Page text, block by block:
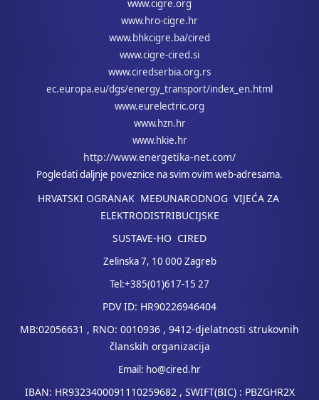
www.cigre.org
www.hro-cigre.hr
www.bhkcigre.ba/cired
www.cigre-cired.si
www.ciredserbia.org.rs
ec.europa.eu/dgs/energy_transport/index_en.html
www.eurelectric.org
www.hzn.hr
www.hkie.hr
http://www.energetika-net.com/
Pogledati daljnje poveznice na svim ovim web-adresama.
HRVATSKI OGRANAK MEĐUNARODNOG VIJEĆA ZA
ELEKTRODISTRIBUCIJSKE
SUSTAVE-HO CIRED
Zelinska 7, 10 000 Zagreb
Tel:+385(01)617-15 27
PDV ID: HR90226946404
MB:02056631 , RNO: 0010936 , 9412-djelatnosti strukovnih
članskih organizacija
Email: ho@cired.hr
IBAN: HR9323400091110259682 , SWIFT(BIC) : PBZGHR2X